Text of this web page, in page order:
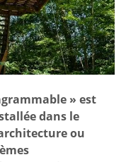
» est
dans le
ou